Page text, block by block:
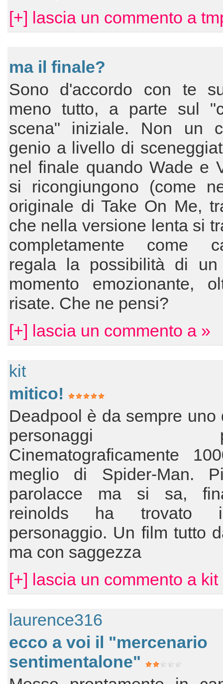
[+] lascia un commento a
ma il finale?
Sono d'accordo con te
meno tutto, a parte sul
scena" iniziale. Non un
genio a livello di
nel finale quando Wade e
si ricongiungono (come
originale di Take On Me,
che nella versione lenta si
completamente come
regala la possibilità di un
momento emozionante,
risate. Che ne pensi?
[+] lascia un commento a »
kit
mitico!
Deadpool è da sempre uno
personaggi
Cinematograficamente
meglio di Spider-Man.
parolacce ma si sa,
reinolds ha trovato
personaggio. Un film tutto
ma con saggezza
[+] lascia un commento a kit
laurence316
ecco a voi il "mercenario
sentimentalone"